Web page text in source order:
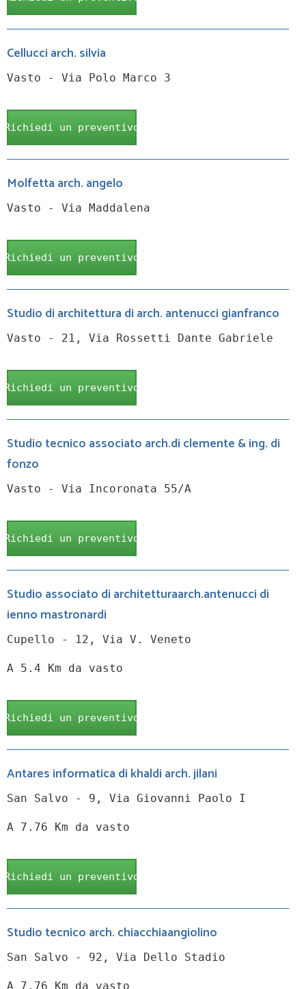
Cellucci arch. silvia
Vasto - Via Polo Marco 3
Richiedi un preventivo
Molfetta arch. angelo
Vasto - Via Maddalena
Richiedi un preventivo
Studio di architettura di arch. antenucci gianfranco
Vasto - 21, Via Rossetti Dante Gabriele
Richiedi un preventivo
Studio tecnico associato arch.di clemente & ing. di
fonzo
Vasto - Via Incoronata 55/A
Richiedi un preventivo
Studio associato di architetturaarch.antenucci di
ienno mastronardi
Cupello - 12, Via V. Veneto
A 5.4 Km da vasto
Richiedi un preventivo
Antares informatica di khaldi arch. jilani
San Salvo - 9, Via Giovanni Paolo I
A 7.76 Km da vasto
Richiedi un preventivo
Studio tecnico arch. chiacchiaangiolino
San Salvo - 92, Via Dello Stadio
A 7.76 Km da vasto